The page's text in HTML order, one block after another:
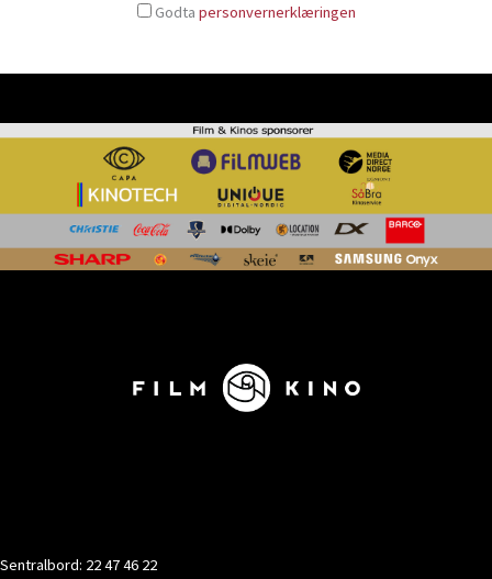
Godta personvernerklæringen
Sentralbord: 22 47 46 22